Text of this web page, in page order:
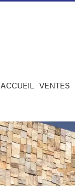
ACCUEIL VENTES